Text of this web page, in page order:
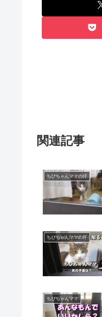
関連記事
ちびちゃんママの仔
ちびちゃんママの仔
ちびちゃんママ